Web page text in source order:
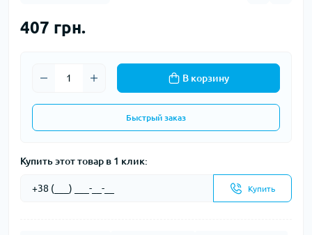
407 грн.
В корзину
Быстрый заказ
Купить этот товар в 1 клик:
Купить